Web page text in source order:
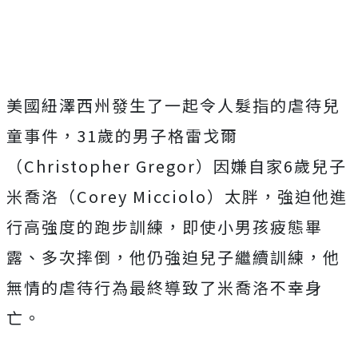
美國紐澤西州發生了一起令人髮指的虐待兒
童事件，31歲的男子格雷戈爾
（Christopher Gregor）因嫌自家6歲兒子
米喬洛（Corey Micciolo）太胖，強迫他進
行高強度的跑步訓練，即使小男孩疲態畢
露、多次摔倒，他仍強迫兒子繼續訓練，他
無情的虐待行為最終導致了米喬洛不幸身
亡。